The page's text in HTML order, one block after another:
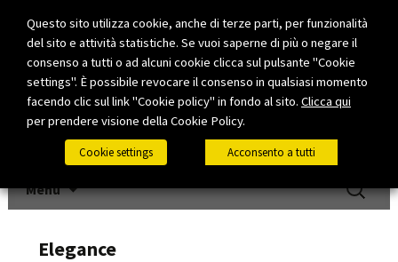
Menu
per:
Elegance
Questo sito utilizza cookie, anche di terze parti, per funzionalità
del sito e attività statistiche. Se vuoi saperne di più o negare il
consenso a tutti o ad alcuni cookie clicca sul pulsante "Cookie
settings". È possibile revocare il consenso in qualsiasi momento
facendo clic sul link "Cookie policy" in fondo al sito. Clicca qui
per prendere visione della Cookie Policy.
Cookie settings Acconsento a tutti